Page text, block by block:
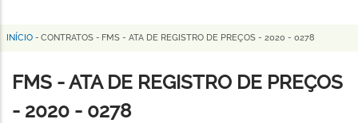
Horizonte
Trilha
de
navegação
INÍCIO - CONTRATOS - FMS - ATA DE REGISTRO DE PREÇOS - 2020 - 0278
FMS - ATA DE REGISTRO DE PREÇOS
- 2020 - 0278